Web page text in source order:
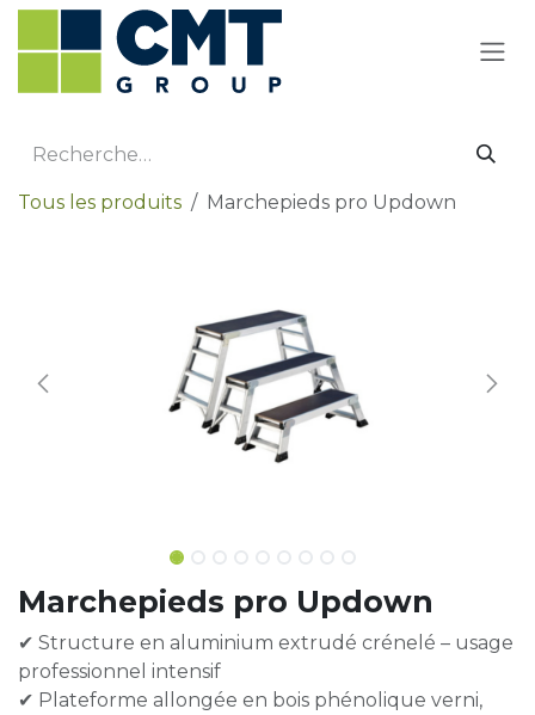
Se rendre au contenu
Tous les produits Marchepieds pro Updown
Marchepieds pro Updown
✔ Structure en aluminium extrudé crénelé – usage
professionnel intensif
✔ Plateforme allongée en bois phénolique verni,